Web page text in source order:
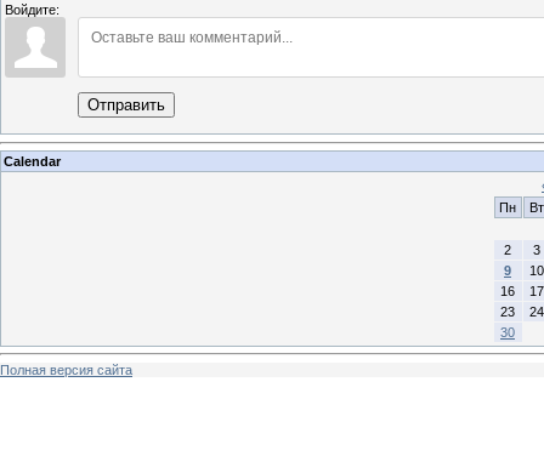
Войдите:
Отправить
Calendar
Пн
Вт
2
3
9
10
16
17
23
24
30
Полная версия сайта